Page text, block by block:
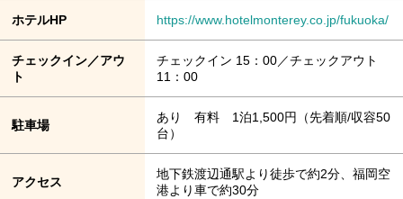
ホテルHP https://www.hotelmonterey.co.jp/fukuoka/
チェックイン／アウ
ト
チェックイン 15：00／チェックアウト
11：00
駐車場
あり 有料 1泊1,500円（先着順/収容50
台）
アクセス
地下鉄渡辺通駅より徒歩で約2分、福岡空
港より車で約30分